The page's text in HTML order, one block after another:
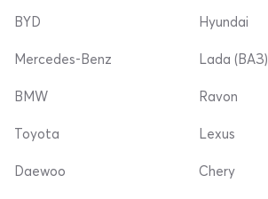
BYD
Mercedes-Benz
Hyundai
Lada (ВАЗ)
BMW
Toyota
Daewoo
Ravon
Lexus
Chery